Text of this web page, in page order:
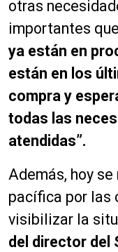
otras
importantes
ya están en
están en los
compra y
todas las
atendidas”.
Además, hoy
pacífica por las
visibilizar la
del director del